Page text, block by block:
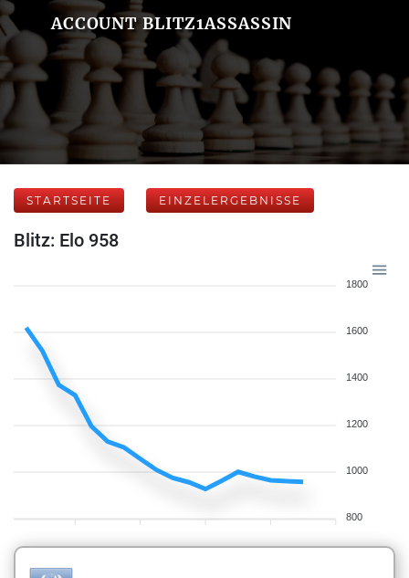
ACCOUNT BLITZ1ASSASSIN
STARTSEITE EINZELERGEBNISSE
Blitz: Elo 958
1800
1600
1400
1200
1000
800